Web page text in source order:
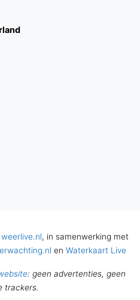
weerlive.nl, in samenwerking met
en Waterkaart Live
: geen advertenties, geen
trackers.